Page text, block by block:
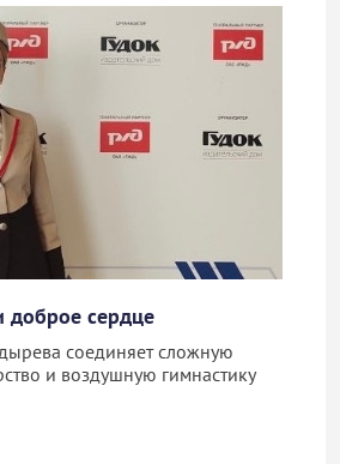
доброе сердце
соединяет сложную
и воздушную гимнастику